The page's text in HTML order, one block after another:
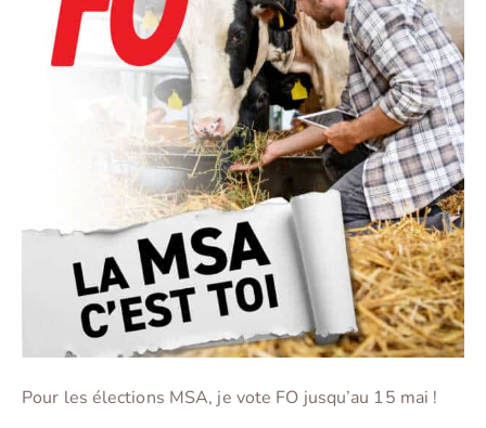
Pour les élections MSA, je vote FO jusqu’au 15 mai !